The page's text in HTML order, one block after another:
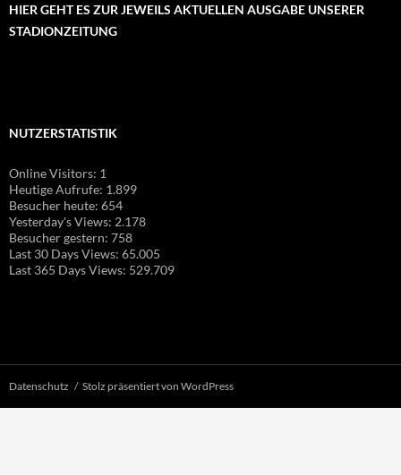
HIER GEHT ES ZUR JEWEILS AKTUELLEN AUSGABE UNSERER
STADIONZEITUNG
NUTZERSTATISTIK
Online Visitors: 1
Heutige Aufrufe: 1.899
Besucher heute: 654
Yesterday's Views: 2.178
Besucher gestern: 758
Last 30 Days Views: 65.005
Last 365 Days Views: 529.709
Datenschutz Stolz präsentiert von WordPress